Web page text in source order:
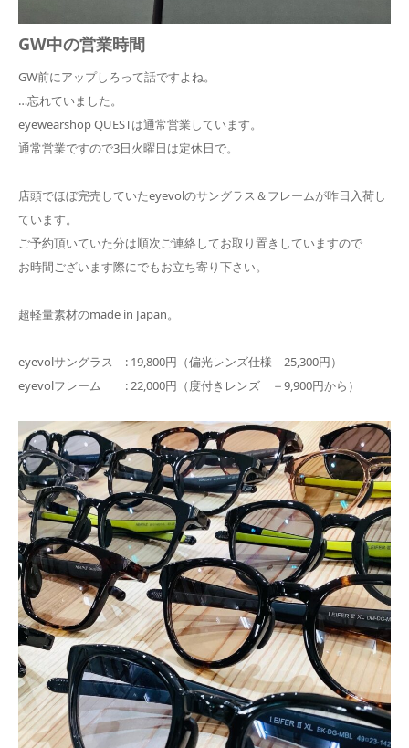
GW中の営業時間
GW前にアップしろって話ですよね。
…忘れていました。
eyewearshop QUESTは通常営業しています。
通常営業ですので3日火曜日は定休日で。
店頭でほぼ完売していたeyevolのサングラス＆フレームが昨日入荷し
ています。
ご予約頂いていた分は順次ご連絡してお取り置きしていますので
お時間ございます際にでもお立ち寄り下さい。
超軽量素材のmade in Japan。
eyevolサングラス : 19,800円（偏光レンズ仕様 25,300円）
eyevolフレーム : 22,000円（度付きレンズ ＋9,900円から）